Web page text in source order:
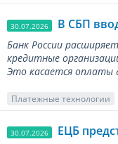
30.07.2026 В СБП
Банк России
кредитные
Это касается оплаты
Платежные технологии
30.07.2026 ЕЦБ